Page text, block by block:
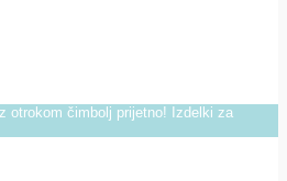
otrokom čimbolj prijetno! Izdelki za